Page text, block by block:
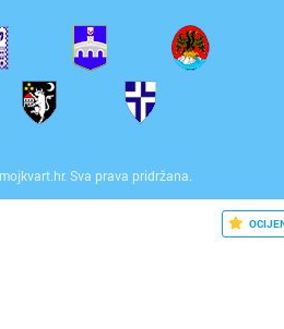
Sva prava pridržana.